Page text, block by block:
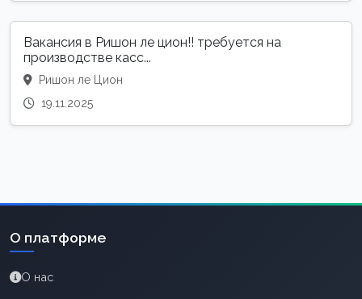
Вакансия в Ришон ле цион!! требуется на
производстве касс...
Ришон ле Цион
19.11.2025
О платформе
О нас